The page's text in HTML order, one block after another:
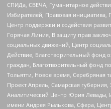
СПИДа, СВЕЧА, Гуманитарное
Избирателей, Правовая инициатива,
Центр поддержки и содействия
Горячая Линия, В защиту прав
социальных движений, Центр
Действие, Благотворительный фонд
граждан, Благотворительный фонд
Тольятти, Новое время, Серебряная
Проект Апрель, Самарская
Аналитический Центр Юрия Левады,
имени Андрея Рылькова, Сфера,